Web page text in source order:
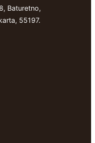
Baturetno,
55197.